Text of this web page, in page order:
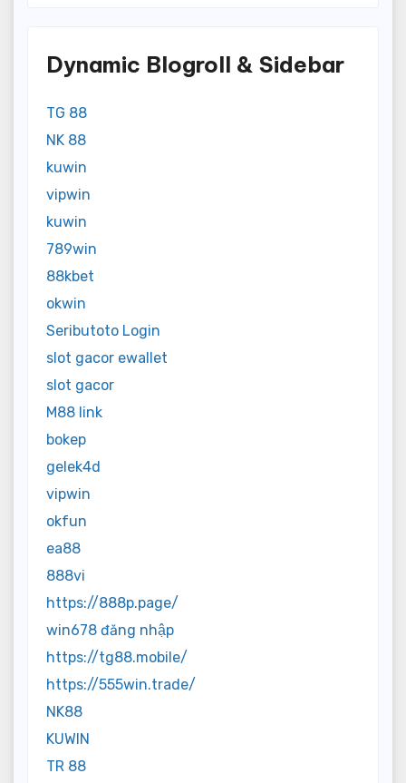
Dynamic Blogroll & Sidebar
TG 88
NK 88
kuwin
vipwin
kuwin
789win
88kbet
okwin
Seributoto Login
slot gacor ewallet
slot gacor
M88 link
bokep
gelek4d
vipwin
okfun
ea88
888vi
https://888p.page/
win678 đăng nhập
https://tg88.mobile/
https://555win.trade/
NK88
KUWIN
TR 88